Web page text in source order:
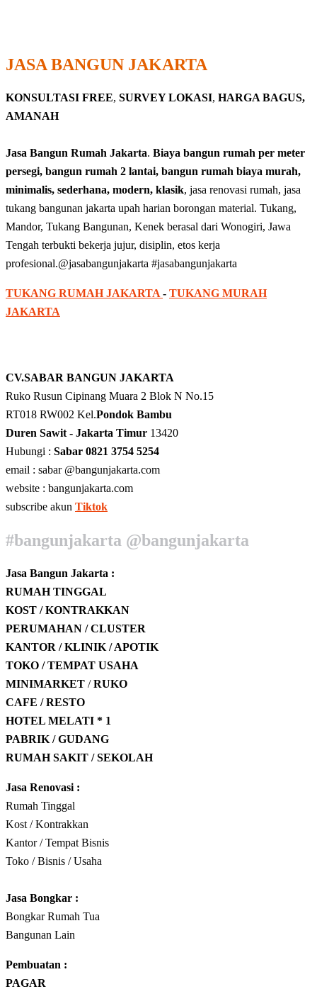
JASA BANGUN JAKARTA
KONSULTASI FREE, SURVEY LOKASI, HARGA BAGUS,
AMANAH
Jasa Bangun Rumah Jakarta. Biaya bangun rumah per meter
persegi, bangun rumah 2 lantai, bangun rumah biaya murah,
minimalis, sederhana, modern, klasik, jasa renovasi rumah, jasa
tukang bangunan jakarta upah harian borongan material. Tukang,
Mandor, Tukang Bangunan, Kenek berasal dari Wonogiri, Jawa
Tengah terbukti bekerja jujur, disiplin, etos kerja
profesional.@jasabangunjakarta #jasabangunjakarta
TUKANG RUMAH JAKARTA - TUKANG MURAH
JAKARTA
CV.SABAR BANGUN JAKARTA
Ruko Rusun Cipinang Muara 2 Blok N No.15
RT018 RW002 Kel.Pondok Bambu
Duren Sawit - Jakarta Timur 13420
Hubungi : Sabar 0821 3754 5254
email : sabar @bangunjakarta.com
website : bangunjakarta.com
subscribe akun Tiktok
#bangunjakarta @bangunjakarta
Jasa Bangun Jakarta :
RUMAH TINGGAL
KOST / KONTRAKKAN
PERUMAHAN / CLUSTER
KANTOR / KLINIK / APOTIK
TOKO / TEMPAT USAHA
MINIMARKET /RUKO
CAFE / RESTO
HOTEL MELATI * 1
PABRIK / GUDANG
RUMAH SAKIT / SEKOLAH
Jasa Renovasi :
Rumah Tinggal
Kost / Kontrakkan
Kantor / Tempat Bisnis
Toko / Bisnis / Usaha
Jasa Bongkar :
Bongkar Rumah Tua
Bangunan Lain
Pembuatan :
PAGAR